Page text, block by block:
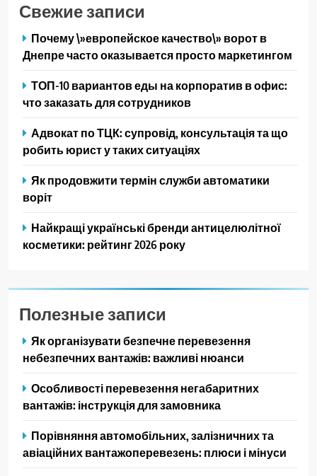
Свежие записи
Почему \»европейское качество\» ворот в
Днепре часто оказывается просто маркетингом
ТОП-10 вариантов еды на корпоратив в офис:
что заказать для сотрудников
Адвокат по ТЦК: супровід, консультація та що
робить юрист у таких ситуаціях
Як продовжити термін служби автоматики
воріт
Найкращі українські бренди антицелюлітної
косметики: рейтинг 2026 року
Полезные записи
Як організувати безпечне перевезення
небезпечних вантажів: важливі нюанси
Особливості перевезення негабаритних
вантажів: інструкція для замовника
Порівняння автомобільних, залізничних та
авіаційних вантажоперевезень: плюси і мінуси